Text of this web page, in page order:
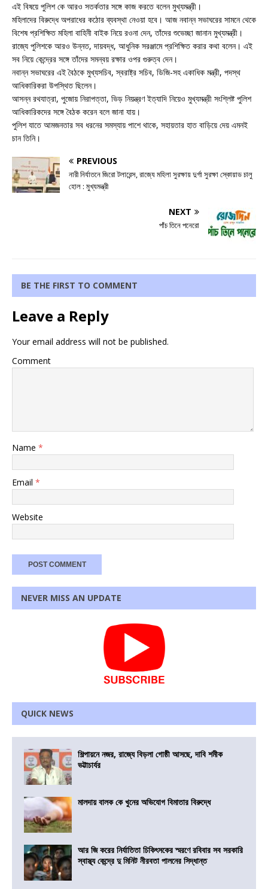
এই বিষয়ে পুলিশ কে আরও সতর্কতার সঙ্গে কাজ করতে বলেন মুখ্যমন্ত্রী।
মহিলাদের বিরুদ্ধে অপরাধের কঠোর ব্যবস্থা নেওয়া হবে। আজ নবান্ন সভাঘরের সামনে থেকে
বিশেষ প্রশিক্ষিত মহিলা বাহিনী বাইক নিয়ে রওনা দেন, তাঁদের শুভেচ্ছা জানান মুখ্যমন্ত্রী।
রাজ্যে পুলিশকে আরও উন্নত, দায়বদ্ধ, আধুনিক সরঞ্জামে প্রশিক্ষিত করার কথা বলেন। এই
সব নিয়ে কেন্দ্রের সঙ্গে তাঁদের সমন্বয় রক্ষার ওপর গুরুত্ব দেন।
নবান্ন সভাঘরের এই বৈঠকে মুখ্যসচিব, স্বরাষ্ট্র সচিব, ডিজি-সহ একাধিক মন্ত্রী, পদস্থ
আধিকারিকরা উপস্থিত ছিলেন।
আসন্ন রথযাত্রা, পুজোয় নিরাপত্তা, ভিড় নিয়ন্ত্রণ ইত্যাদি নিয়েও মুখ্যমন্ত্রী সংশ্লিষ্ট পুলিশ
আধিকারিকদের সঙ্গে বৈঠক করেন বলে জানা যায়।
পুলিশ যাতে আমজনতার সব ধরনের সমস্যায় পাশে থাকে, সহায়তার হাত বাড়িয়ে দেয় এমনই
চান তিনি।
PREVIOUS
নারী নির্যাতনে জিরো টলারেন্স, রাজ্যে মহিলা সুরক্ষায় দুর্গা সুরক্ষা স্কোয়াড চালু
হোল : মুখ্যমন্ত্রী
NEXT
পাঁচ তিনে পনেরো
BE THE FIRST TO COMMENT
Leave a Reply
Your email address will not be published.
Comment
Name *
Email *
Website
NEVER MISS AN UPDATE
QUICK NEWS
শিল্পায়নে নজর, রাজ্যে বিড়লা গোষ্ঠী আসছে, দাবি শমীক
ভট্টাচার্যর
মালদায় বালক কে খুনের অভিযোগ বিমাতার বিরুদ্ধে
আর জি করের নির্যাতিতা চিকিৎসকের স্মরণে রবিবার সব সরকারি
স্বাস্থ্য কেন্দ্রে দু মিনিট নীরবতা পালনের সিদ্ধান্ত